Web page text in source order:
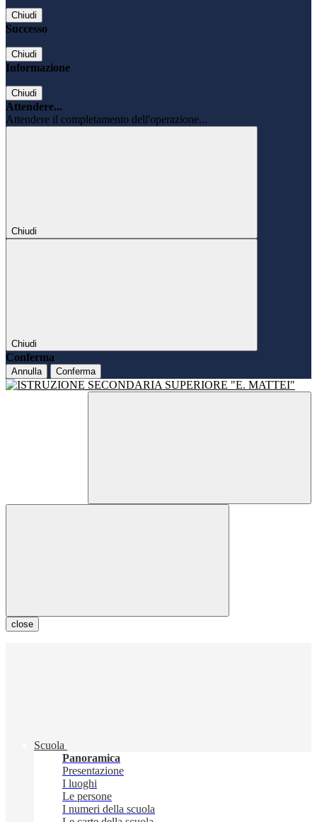
Chiudi
Successo
Chiudi
Informazione
Chiudi
Attendere...
Attendere il completamento dell'operazione...
Chiudi
Chiudi
Conferma
Annulla Conferma
close
Scuola
Panoramica
Presentazione
I luoghi
Le persone
I numeri della scuola